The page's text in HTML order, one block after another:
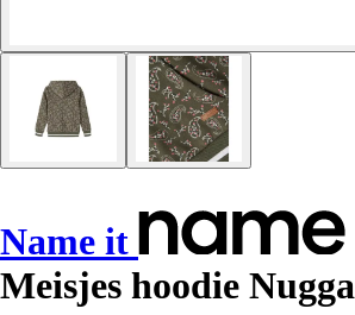
Name it
Meisjes hoodie Nugga